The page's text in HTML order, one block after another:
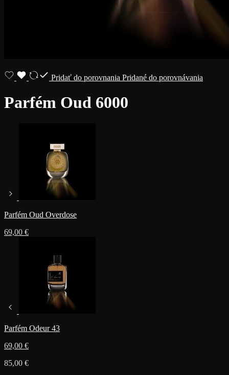
Pridať do porovnania Pridané do porovnávania
Parfém Oud 6000
Parfém Oud Overdose
69,00 €
Parfém Odeur 43
69,00 €
85,00 €